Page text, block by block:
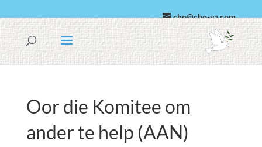
cho@cho-va.com
Arabies
Español
Oor die Komitee om
ander te help (AAN)